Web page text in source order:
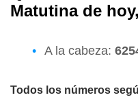
Matutina de
A la cabeza:
Todos los números